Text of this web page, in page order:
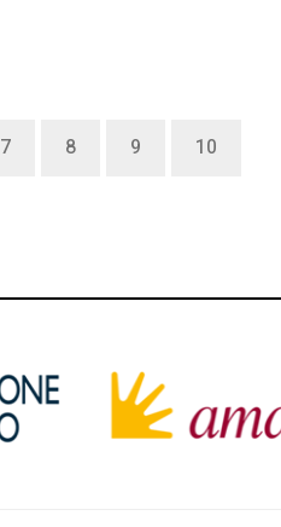
7 8 9 10